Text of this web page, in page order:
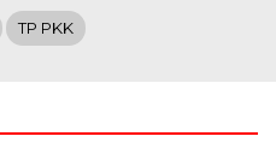
TP PKK